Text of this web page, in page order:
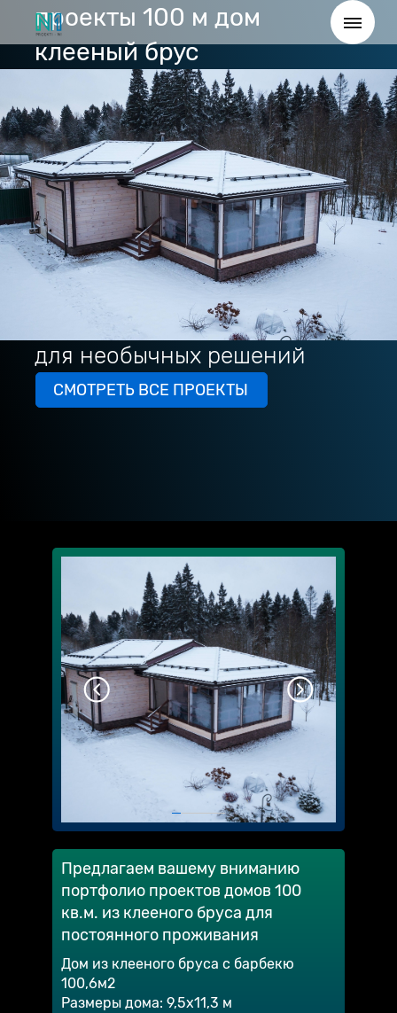
проекты 100 м дом
клееный брус
для необычных решений
СМОТРЕТЬ ВСЕ ПРОЕКТЫ
Предлагаем вашему вниманию
портфолио проектов домов 100
кв.м. из клееного бруса для
постоянного проживания
Дом из клееного бруса с барбекю
100,6м2
Размеры дома: 9,5х11,3 м